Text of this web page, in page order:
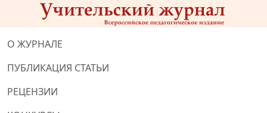
О ЖУРНАЛЕ
ПУБЛИКАЦИЯ СТАТЬИ
РЕЦЕНЗИИ